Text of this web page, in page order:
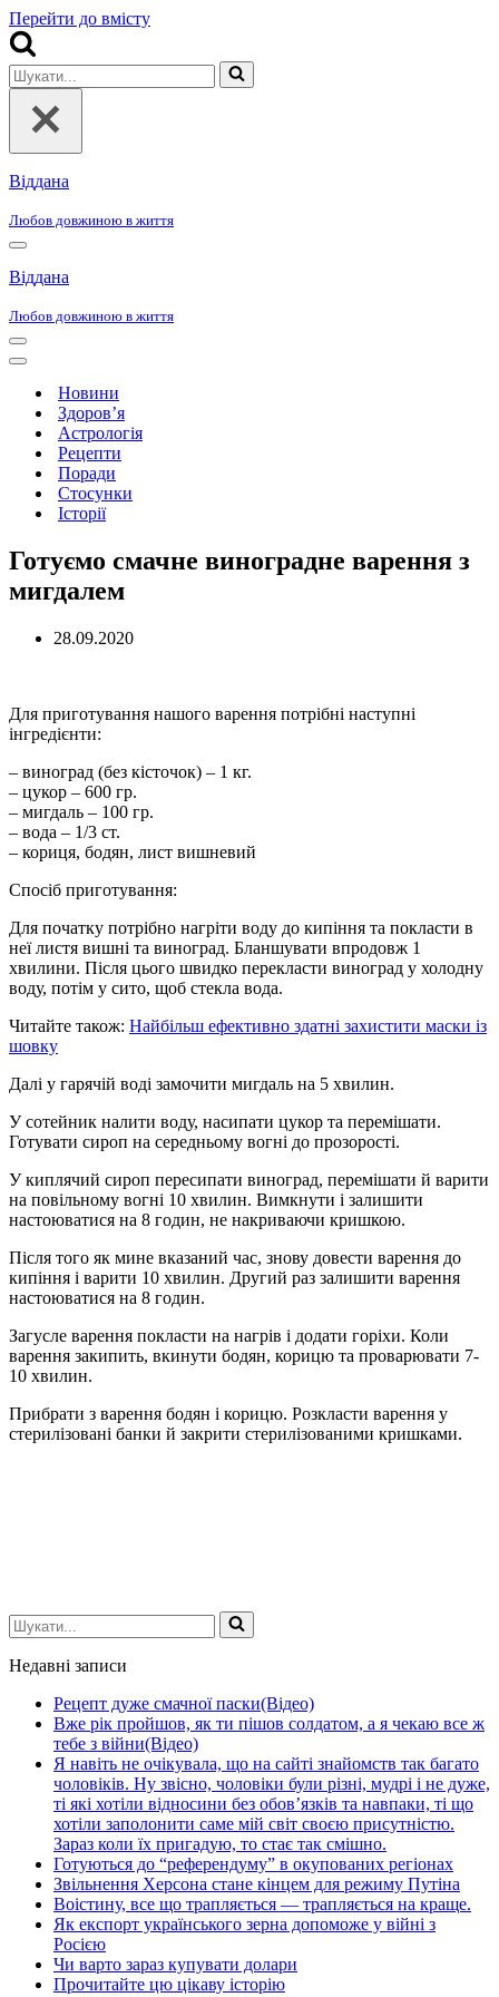
Перейти до вмісту
Шукати...
Віддана
Любов довжиною в життя
Меню
навігації
Віддана
Любов довжиною в життя
Меню
навігації
Меню
навігаціїНовини
Здоров’я
Астрологія
Рецепти
Поради
Стосунки
Історії
Готуємо смачне виноградне варення з
мигдалем
28.09.2020
Для приготування нашого варення потрібні наступні
інгредієнти:
– виноград (без кісточок) – 1 кг.
– цукор – 600 гр.
– мигдаль – 100 гр.
– вода – 1/3 ст.
– кориця, бодян, лист вишневий
Спосіб приготування:
Для початку потрібно нагріти воду до кипіння та покласти в
неї листя вишні та виноград. Бланшувати впродовж 1
хвилини. Після цього швидко перекласти виноград у холодну
воду, потім у сито, щоб стекла вода.
Читайте також: Найбільш ефективно здатні захистити маски із
шовку
Далі у гарячій воді замочити мигдаль на 5 хвилин.
У сотейник налити воду, насипати цукор та перемішати.
Готувати сироп на середньому вогні до прозорості.
У киплячий сироп пересипати виноград, перемішати й варити
на повільному вогні 10 хвилин. Вимкнути і залишити
настоюватися на 8 годин, не накриваючи кришкою.
Після того як мине вказаний час, знову довести варення до
кипіння і варити 10 хвилин. Другий раз залишити варення
настоюватися на 8 годин.
Загусле варення покласти на нагрів і додати горіхи. Коли
варення закипить, вкинути бодян, корицю та проварювати 7-
10 хвилин.
Прибрати з варення бодян і корицю. Розкласти варення у
стерилізовані банки й закрити стерилізованими кришками.
Шукати...
Недавні записи
Рецепт дуже смачної паски(Відео)
Вже рік пройшов, як ти пішов солдатом, а я чекаю все ж
тебе з війни(Відео)
Я навіть не очікувала, що на сайті знайомств так багато
чоловіків. Ну звісно, чоловіки були різні, мудрі і не дуже,
ті які хотіли відносини без обов’язків та навпаки, ті що
хотіли заполонити саме мій світ своєю присутністю.
Зараз коли їх пригадую, то стає так смішно.
Готуються до “референдуму” в окупованих регіонах
Звільнення Херсона стане кінцем для режиму Путіна
Воістину, все що трапляється — трапляється на краще.
Як експорт українського зерна допоможе у війні з
Росією
Чи варто зараз купувати долари
Прочитайте цю цікаву історію